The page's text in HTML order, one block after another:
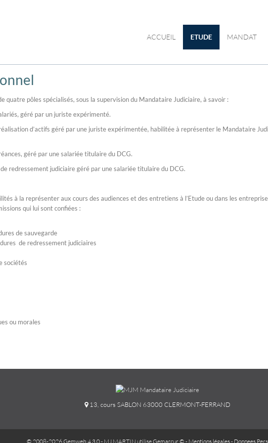
ACCUEIL ETUDE MANDAT
quatre pôles spécialisés, sous la supervision du Mandataire Judiciaire, à savoir :
géré par un juriste expérimenté.
d’actifs géré par une juriste expérimentée, habilitée à représenter le Mandataire
géré par une salariée titulaire du DCG.
redressement judiciaire géré par une salariée titulaire du DCG.
à la représenter aux cours des audiences et des entretiens à l’Etude ou dans les
qui lui sont confiées :
de sauvegarde
de redressement judiciaires
sociétés
ou morales
13, cours SABLON 63000 CLERMONT-FERRAND
© 2008-2026 Gemweb 4.3.0- MJ MARTIN utiliseGemarcur © - Mentions légales- Donnees